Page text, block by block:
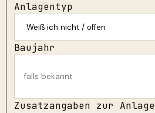
Anlagentyp
Baujahr
Zusatzangaben zur Anlage